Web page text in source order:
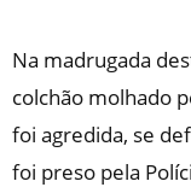
Na madrugada
colchão molhado
foi agredida, se
foi preso pela